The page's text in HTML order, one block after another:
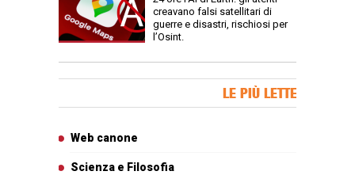
creavano falsi satellitari di
guerre e disastri, rischiosi per
l’Osint.
LE PIÙ LETTE
Web canone
Scienza e Filosofia